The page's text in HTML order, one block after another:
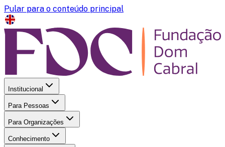
Pular para o conteúdo principal
Institucional
Para Pessoas
Para Organizações
Conhecimento